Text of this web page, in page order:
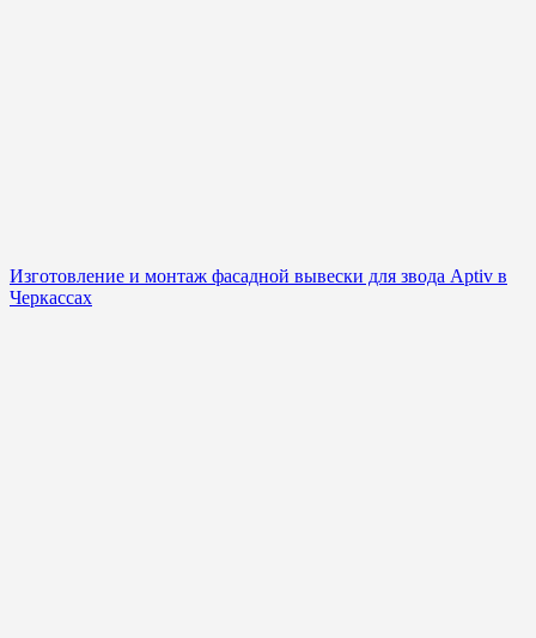
Изготовление и монтаж фасадной вывески для звода Aptiv в
Черкассах